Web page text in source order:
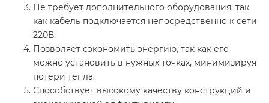
Не требует дополнительного оборудования, так
как кабель подключается непосредственно к сети
220В.
Позволяет сэкономить энергию, так как его
можно установить в нужных точках, минимизируя
потери тепла.
Способствует высокому качеству конструкций и